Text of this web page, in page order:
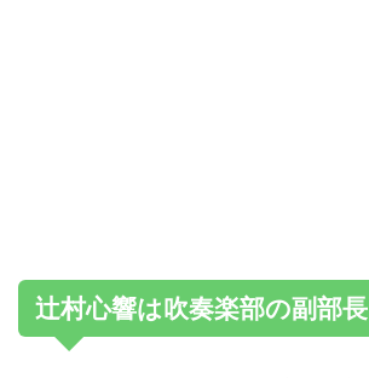
辻村心響は吹奏楽部の副部長